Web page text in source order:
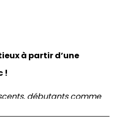
à partir d’une
!
débutants comme